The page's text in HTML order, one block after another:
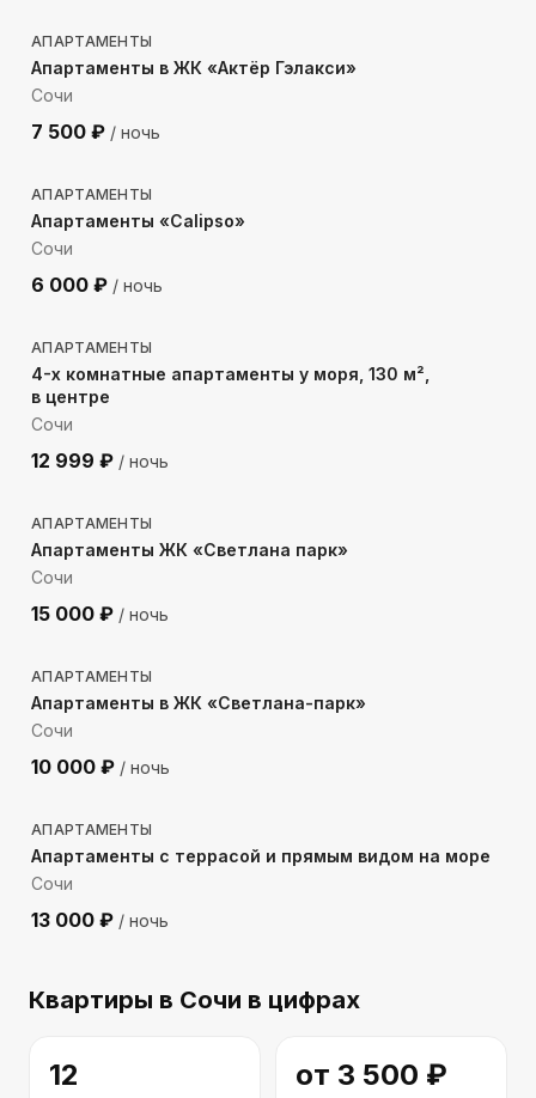
АПАРТАМЕНТЫ
Апартаменты в ЖК «Актёр Гэлакси»
Сочи
7 500 ₽ / ночь
230м до моря
АПАРТАМЕНТЫ
Апартаменты «Calipso»
Сочи
6 000 ₽ / ночь
227м до моря
АПАРТАМЕНТЫ
4-х комнатные апартаменты у моря, 130 м²,
в центре
Сочи
12 999 ₽ / ночь
268 м до моря
АПАРТАМЕНТЫ
Апартаменты ЖК «Светлана парк»
Сочи
15 000 ₽ / ночь
278 м до моря
АПАРТАМЕНТЫ
Апартаменты в ЖК «Светлана-парк»
Сочи
10 000 ₽ / ночь
73м до моря
АПАРТАМЕНТЫ
Апартаменты с террасой и прямым видом на море
Сочи
13 000 ₽ / ночь
Квартиры в Сочи в цифрах
12 от 3 500 ₽